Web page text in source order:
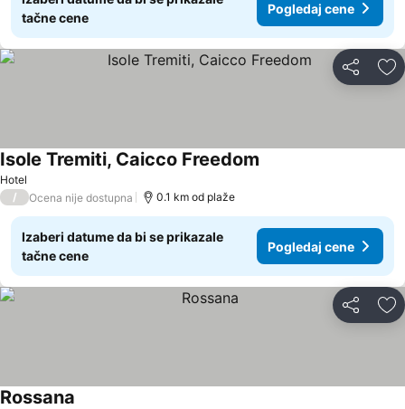
tačne cene
Pogledaj cene
Deli
Hotel
Isole Tremiti, Caicco Freedom
/ Ocena nije dostupna 0.1 km od plaže
Izaberi datume da bi se prikazale
tačne cene
Pogledaj cene
Deli
Rossana